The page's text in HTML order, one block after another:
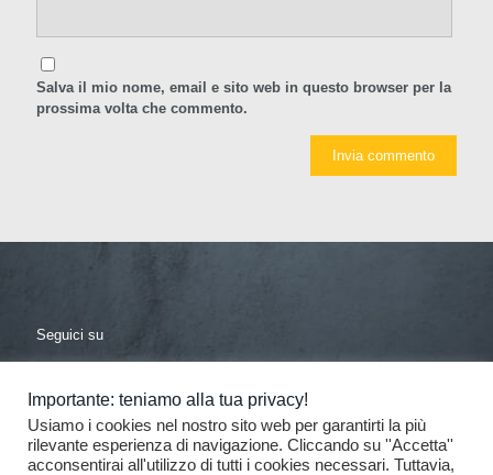
Salva il mio nome, email e sito web in questo browser per la
prossima volta che commento.
Seguici su
Importante: teniamo alla tua privacy!
Usiamo i cookies nel nostro sito web per garantirti la più
rilevante esperienza di navigazione. Cliccando su ''Accetta''
acconsentirai all'utilizzo di tutti i cookies necessari. Tuttavia,